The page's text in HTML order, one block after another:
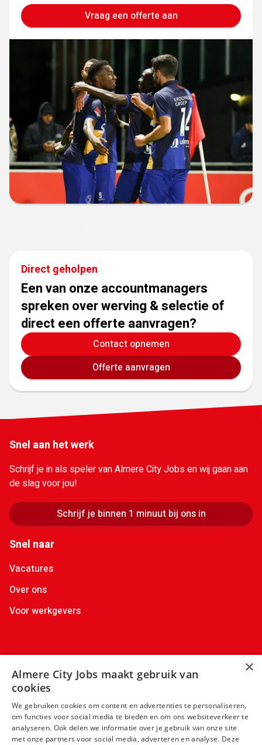
Vraag een offerte aan
Direct geholpen
Een van onze accountmanagers
spreken over werving & selectie of
direct een offerte aanvragen?
Contact opnemen
Offerte aanvragen
Snel aan het werk
Schrijf je in als speler van Almere City Jobs en wij gaan aan
de slag voor jou!
Schrijf je binnen 1 minuut bij ons in
Snel naar
Vacatures
Over ons
Voor werkgevers
Contactgegevens
+31(0)88 522 00 36
+31(0)6 83 02 64 63
×
Almere City Jobs maakt gebruik van
cookies
We gebruiken cookies om content en advertenties te personaliseren,
om functies voor social media te bieden en om ons websiteverkeer te
analyseren. Ook delen we informatie over je gebruik van onze site
met onze partners voor social media, adverteren en analyse. Deze